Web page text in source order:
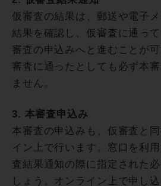
仮審査の結果は、郵送や電子メ
結果を確認し、仮審査に通っ
審査の申込みへと進むことが
審査に通ったとしても必ず本
ません。
3. 本審査申込み
本審査の申込みも、仮審査と
イン上で行います。窓口を利
査結果通知の際に指定された
しょう。オンライン上で申し